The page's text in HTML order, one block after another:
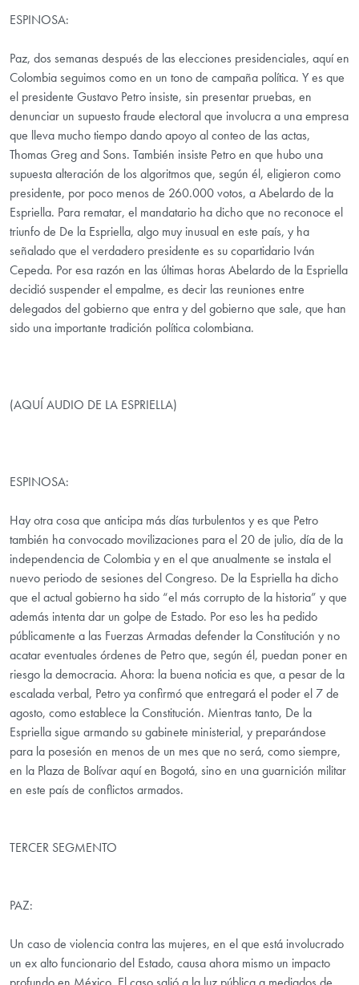
ESPINOSA:
Paz, dos semanas después de las elecciones presidenciales, aquí en
Colombia seguimos como en un tono de campaña política. Y es que
el presidente Gustavo Petro insiste, sin presentar pruebas, en
denunciar un supuesto fraude electoral que involucra a una empresa
que lleva mucho tiempo dando apoyo al conteo de las actas,
Thomas Greg and Sons. También insiste Petro en que hubo una
supuesta alteración de los algoritmos que, según él, eligieron como
presidente, por poco menos de 260.000 votos, a Abelardo de la
Espriella. Para rematar, el mandatario ha dicho que no reconoce el
triunfo de De la Espriella, algo muy inusual en este país, y ha
señalado que el verdadero presidente es su copartidario Iván
Cepeda. Por esa razón en las últimas horas Abelardo de la Espriella
decidió suspender el empalme, es decir las reuniones entre
delegados del gobierno que entra y del gobierno que sale, que han
sido una importante tradición política colombiana.
(AQUÍ AUDIO DE LA ESPRIELLA)
ESPINOSA:
Hay otra cosa que anticipa más días turbulentos y es que Petro
también ha convocado movilizaciones para el 20 de julio, día de la
independencia de Colombia y en el que anualmente se instala el
nuevo periodo de sesiones del Congreso. De la Espriella ha dicho
que el actual gobierno ha sido “el más corrupto de la historia” y que
además intenta dar un golpe de Estado. Por eso les ha pedido
públicamente a las Fuerzas Armadas defender la Constitución y no
acatar eventuales órdenes de Petro que, según él, puedan poner en
riesgo la democracia. Ahora: la buena noticia es que, a pesar de la
escalada verbal, Petro ya confirmó que entregará el poder el 7 de
agosto, como establece la Constitución. Mientras tanto, De la
Espriella sigue armando su gabinete ministerial, y preparándose
para la posesión en menos de un mes que no será, como siempre,
en la Plaza de Bolívar aquí en Bogotá, sino en una guarnición militar
en este país de conflictos armados.
TERCER SEGMENTO
PAZ:
Un caso de violencia contra las mujeres, en el que está involucrado
un ex alto funcionario del Estado, causa ahora mismo un impacto